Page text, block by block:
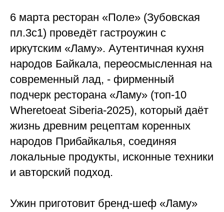
6 марта ресторан «Поле» (Зубовская
пл.3с1) проведёт гастроужин с
иркутским «Ламу». Аутентичная кухня
народов Байкала, переосмысленная на
современный лад, - фирменный
подчерк ресторана «Ламу» (топ-10
Wheretoeat Siberia-2025), который даёт
жизнь древним рецептам коренных
народов Прибайкалья, соединяя
локальные продукты, исконные техники
и авторский подход.
Ужин приготовит бренд-шеф «Ламу»